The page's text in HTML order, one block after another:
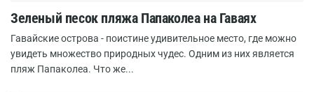
Зеленый песок пляжа Папаколеа на Гаваях
Гавайские острова - поистине удивительное место, где можно
увидеть множество природных чудес. Одним из них является
пляж Папаколеа. Что же...